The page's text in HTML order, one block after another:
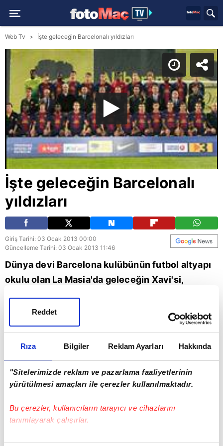
Rıza Bilgiler Reklam Ayarları Hakkında
"Sitelerimizde reklam ve pazarlama faaliyetlerinin
yürütülmesi amaçları ile çerezler kullanılmaktadır.
Bu çerezler, kullanıcıların tarayıcı ve cihazlarını
tanımlayarak çalışırlar.
Bu çerezlere izin vermeniz halinde sizlere özel
Reddet
Web Tv İşte geleceğin Barcelonalı yıldızları
İşte geleceğin Barcelonalı
yıldızları
Giriş Tarihi: 03 Ocak 2013 00:00
Güncelleme Tarihi: 03 Ocak 2013 11:46
Dünya devi Barcelona kulübünün futbol altyapı
okulu olan La Masia'da geleceğin Xavi'si,
futbolcuların Katalan ekibinin formasıyla attığı
en güzel 50 gol...